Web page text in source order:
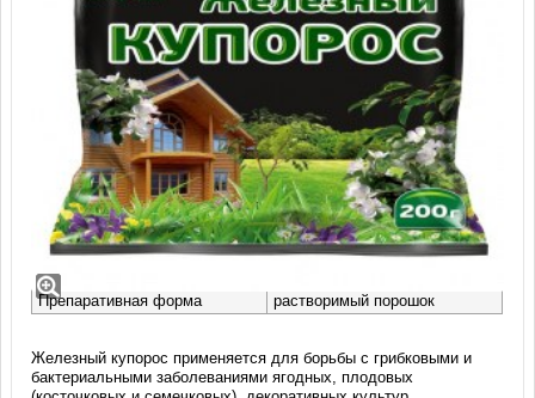
Железный купорос Доктор Грин, РП
(200 гр)
Заводская фасовка
Препаративная форма
растворимый порошок
Железный купорос применяется для борьбы с грибковыми и
бактериальными заболеваниями ягодных, плодовых